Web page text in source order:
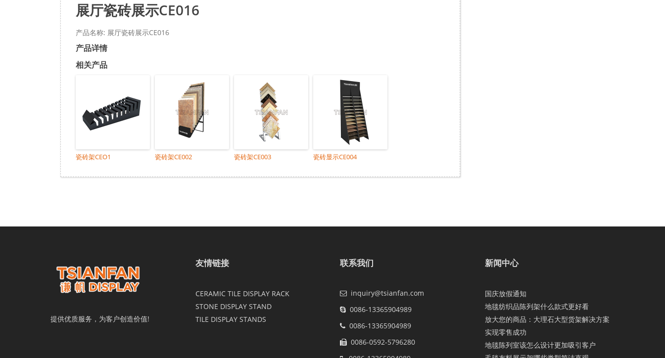
展厅瓷砖展示CE016
产品名称: 展厅瓷砖展示CE016
产品详情
相关产品
瓷砖架CEO1 瓷砖架CE002 瓷砖架CE003 瓷砖显示CE004
提供优质服务，为客户创造价值!
友情链接
CERAMIC TILE DISPLAY RACK
STONE DISPLAY STAND
TILE DISPLAY STANDS
联系我们
inquiry@tsianfan.com
0086-13365904989
0086-13365904989
0086-0592-5796280
新闻中心
国庆放假通知
地毯纺织品陈列架什么款式更好看
放大您的商品：大理石大型货架解决方案
实现零售成功
地毯陈列室该怎么设计更加吸引客户